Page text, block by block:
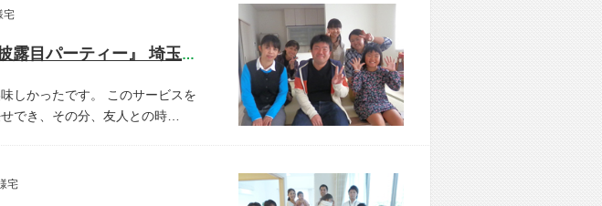
宅
開催しました! 『新築お披露目パーティー』 埼玉県川越市 S様宅
しかったです。
このサービスを
でき、その分、友人との時…
宅